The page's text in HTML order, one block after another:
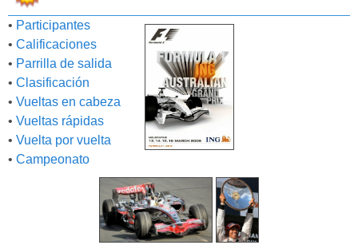
• Participantes
• Calificaciones
• Parrilla de salida
• Clasificación
• Vueltas en cabeza
• Vueltas rápidas
• Vuelta por vuelta
• Campeonato